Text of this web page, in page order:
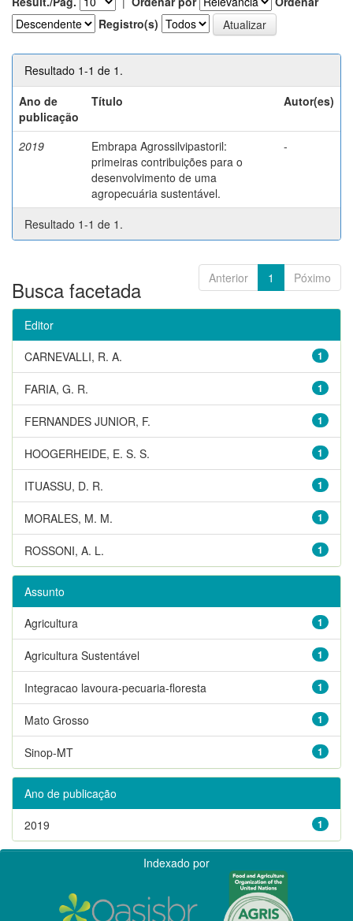
Registro(s)
Resultado 1-1 de 1.
Ano de
publicação
Título Autor(es)
2019
Embrapa Agrossilvipastoril:
primeiras contribuições para o
desenvolvimento de uma
agropecuária sustentável.
-
Resultado 1-1 de 1.
Anterior 1 Póximo
Busca facetada
Editor
1
CARNEVALLI, R. A.
1
FARIA, G. R.
1
FERNANDES JUNIOR, F.
1
HOOGERHEIDE, E. S. S.
1
ITUASSU, D. R.
1
MORALES, M. M.
1
ROSSONI, A. L.
Assunto
1
Agricultura
1
Agricultura Sustentável
1
Integracao lavoura-pecuaria-floresta
1
Mato Grosso
1
Sinop-MT
Ano de publicação
1
2019
Indexado por